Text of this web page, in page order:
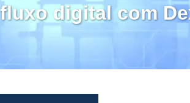
digital com